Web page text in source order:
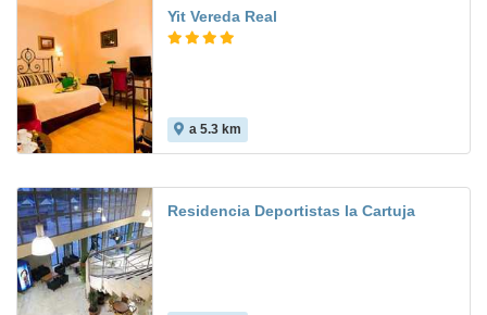
Yit Vereda Real
a 5.3 km
Residencia Deportistas la Cartuja